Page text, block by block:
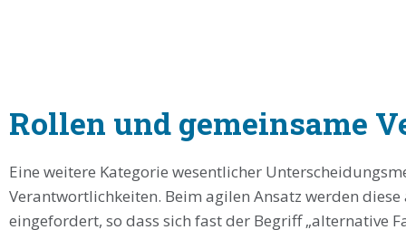
Rollen und gemeinsame
Eine weitere Kategorie wesentlicher
Verantwortlichkeiten. Beim agilen Ansatz werden
eingefordert, so dass sich fast der Begriff „alternative